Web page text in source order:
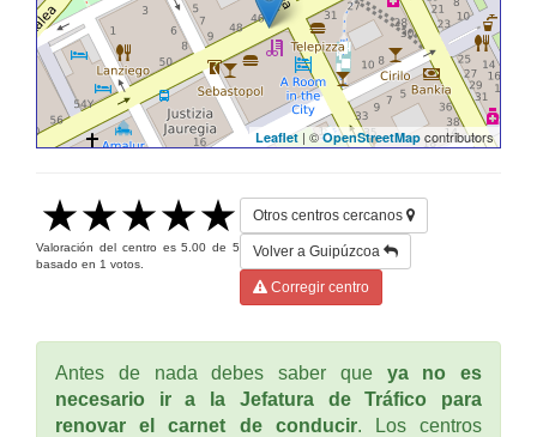
Leaflet | ©OpenStreetMap contributors
Valoración del centro es5.00 de5
basado en 1 votos.
Otros centros cercanos
Volver a Guipúzcoa
Corregir centro
Antes de nada debes saber que ya no es
necesario ir a la Jefatura de Tráfico para
renovar el carnet de conducir. Los centros